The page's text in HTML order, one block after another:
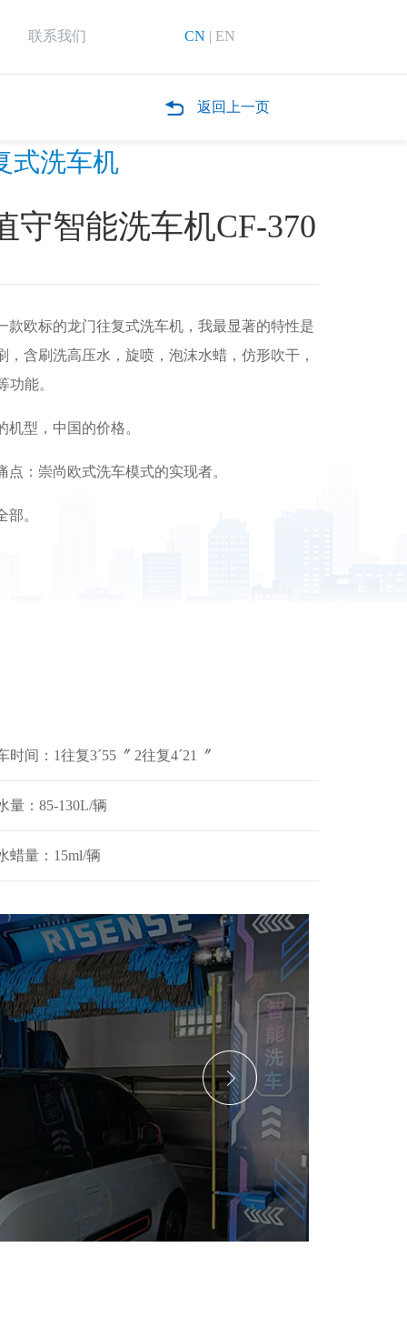
联系我们 CN | EN
返回上一页
式洗车机
守智能洗车机CF-370
款欧标的龙门往复式洗车机，我最显著的特性是
，含刷洗高压水，旋喷，泡沫水蜡，仿形吹干，
功能。
机型，中国的价格。
点：崇尚欧式洗车模式的实现者。
。
时间：1往复3ˊ55〞 2往复4ˊ21〞
量：85-130L/辆
蜡量：15ml/辆